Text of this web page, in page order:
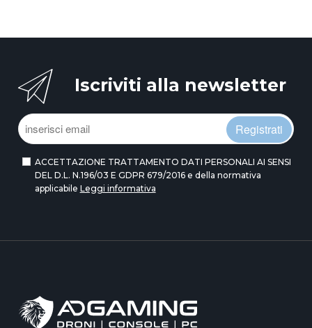
Iscriviti alla newsletter
Registrati
ACCETTAZIONE TRATTAMENTO DATI PERSONALI AI SENSI
DEL D.L. N.196/03 E GDPR 679/2016 e della normativa
applicabile Leggi informativa